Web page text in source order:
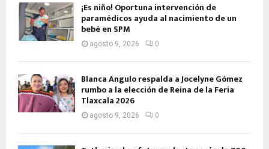
¡Es niño! Oportuna intervención de
paramédicos ayuda al nacimiento de un
bebé en SPM
agosto 9, 2026 0
Blanca Angulo respalda a Jocelyne Gómez
rumbo a la elección de Reina de la Feria
Tlaxcala 2026
agosto 9, 2026 0